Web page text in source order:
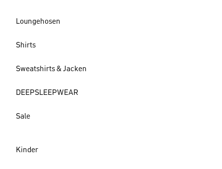
Loungehosen
Shirts
Sweatshirts & Jacken
DEEPSLEEPWEAR
Sale
Kinder